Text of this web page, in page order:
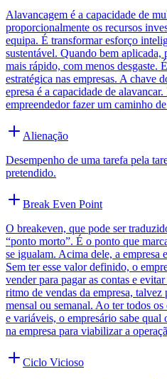
Alavancagem é a capacidade de
proporcionalmente os recursos
equipa. É transformar esforço
sustentável. Quando bem aplicada,
mais rápido, com menos desgaste.
estratégica nas empresas. A chave
epresa é a capacidade de
empreendedor fazer um caminho
Alienação
Desempenho de uma tarefa pela
pretendido.
Break Even Point
O breakeven, que pode ser
“ponto morto”. É o ponto que
se igualam. Acima dele, a empresa
Sem ter esse valor definido, o
vender para pagar as contas e
ritmo de vendas da empresa, talvez
mensal ou semanal. Ao ter todos
e variáveis, o empresário sabe
na empresa para viabilizar a
Ciclo Vicioso